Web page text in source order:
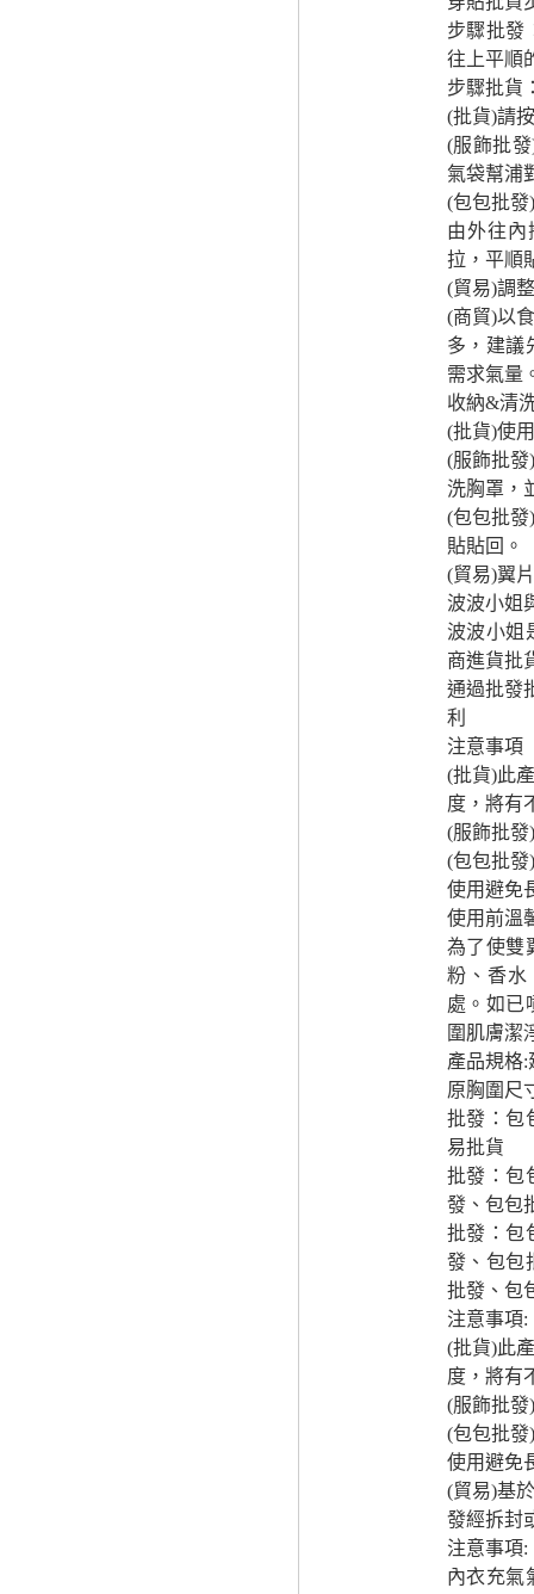
步驟批發
往上平順
步驟批貨
(批貨)請
(服飾批
氣袋幫浦
(包包批
由外往內
拉，平順
(貿易)調
(商貿)以
多，建議
需求氣量
收納&清
(批貨)使
(服飾批
洗胸罩，
(包包批
貼貼回。
(貿易)翼
波波小姐
波波小姐
商進貨批
通過批發
利
注意事項
(批貨)此
度，將有
(服飾批
(包包批
使用避免
使用前溫
為了使雙
粉、香水
處。如已
圍肌膚潔
產品規格:
原胸圍尺
批發：包
易批貨
批發：包
發、包包
批發：包
發、包包
批發、包
注意事項:
(批貨)此
度，將有
(服飾批
(包包批
使用避免
(貿易)基
發經拆封
注意事項:
內衣充氣